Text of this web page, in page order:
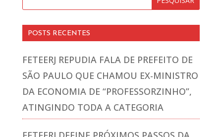
POSTS RECENTES
FETEERJ REPUDIA FALA DE PREFEITO DE
SÃO PAULO QUE CHAMOU EX-MINISTRO
DA ECONOMIA DE “PROFESSORZINHO”,
ATINGINDO TODA A CATEGORIA